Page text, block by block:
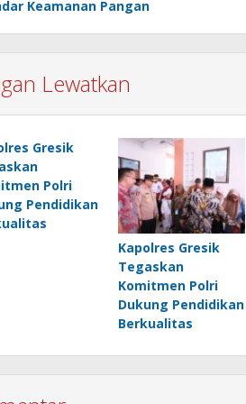
Keamanan Pangan
Lewatkan
Gresik
Polri
Pendidikan
Kapolres Gresik
Tegaskan
Komitmen Polri
Dukung Pendidikan
Berkualitas